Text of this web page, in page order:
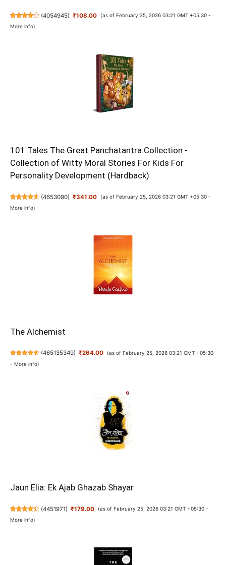
(4054945) ₹108.00
(as of February 25, 2026 03:21 GMT +05:30 -
More info)
101 Tales The Great Panchatantra Collection -
Collection of Witty Moral Stories For Kids For
Personality Development (Hardback)
(4653090) ₹341.00
(as of February 25, 2026 03:21 GMT +05:30 -
More info)
The Alchemist
(465135349) ₹264.00
(as of February 25, 2026 03:21 GMT +05:30
- More info)
Jaun Elia: Ek Ajab Ghazab Shayar
(4451971) ₹179.00
(as of February 25, 2026 03:21 GMT +05:30 -
More info)